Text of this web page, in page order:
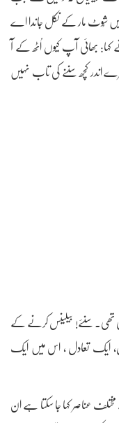
شُوٹ مار کے نکل جاندا اے
کہا: بھائی آپ کیوں اُٹھ کے آ
اندر کچھ سننے کی تاب نہیں
ہی تھی۔ سنئے! بیلینس کرنے کے
ایک تعادل ، اس میں ایک
عناصر کہا جا سکتا ہے ان